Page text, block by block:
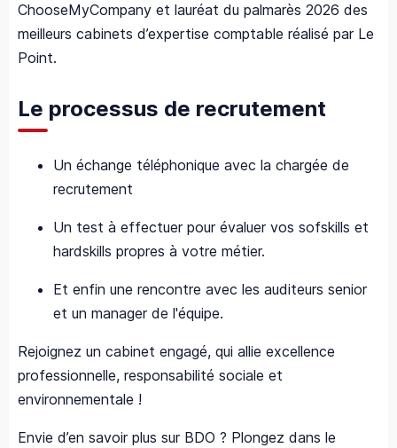
ChooseMyCompany et lauréat du palmarès 2026 des
meilleurs cabinets d’expertise comptable réalisé par Le
Point.
Le processus de recrutement
Un échange téléphonique avec la chargée de
recrutement
Un test à effectuer pour évaluer vos sofskills et
hardskills propres à votre métier.
Et enfin une rencontre avec les auditeurs senior
et un manager de l'équipe.
Rejoignez un cabinet engagé, qui allie excellence
professionnelle, responsabilité sociale et
environnementale !
Envie d’en savoir plus sur BDO ? Plongez dans le